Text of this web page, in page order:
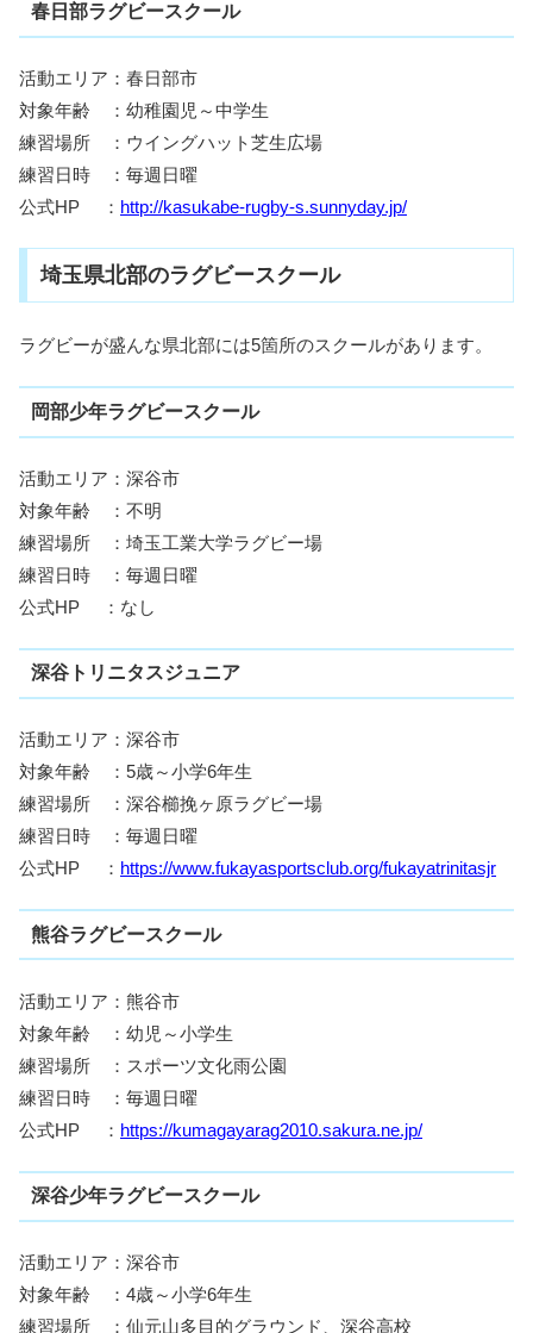
春日部ラグビースクール
活動エリア：春日部市
対象年齢 ：幼稚園児～中学生
練習場所 ：ウイングハット芝生広場
練習日時 ：毎週日曜
公式HP ： http://kasukabe-rugby-s.sunnyday.jp/
埼玉県北部のラグビースクール
ラグビーが盛んな県北部には5箇所のスクールがあります。
岡部少年ラグビースクール
活動エリア：深谷市
対象年齢 ：不明
練習場所 ：埼玉工業大学ラグビー場
練習日時 ：毎週日曜
公式HP ：なし
深谷トリニタスジュニア
活動エリア：深谷市
対象年齢 ：5歳～小学6年生
練習場所 ：深谷櫛挽ヶ原ラグビー場
練習日時 ：毎週日曜
公式HP ： https://www.fukayasportsclub.org/fukayatrinitasjr
熊谷ラグビースクール
活動エリア：熊谷市
対象年齢 ：幼児～小学生
練習場所 ：スポーツ文化雨公園
練習日時 ：毎週日曜
公式HP ： https://kumagayarag2010.sakura.ne.jp/
深谷少年ラグビースクール
活動エリア：深谷市
対象年齢 ：4歳～小学6年生
練習場所 ：仙元山多目的グラウンド、深谷高校